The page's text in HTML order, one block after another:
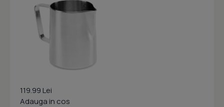
119.99 Lei
Adauga in cos